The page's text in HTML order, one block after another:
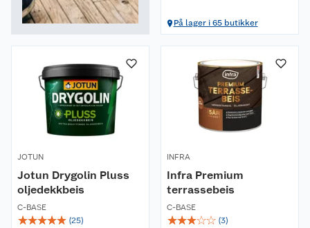
På lager i 65 butikker
JOTUN
Jotun Drygolin Pluss
oljedekkbeis
C-BASE
☆☆☆☆☆ (25)
INFRA
Infra Premium
terrassebeis
C-BASE
☆☆☆☆☆ (3)